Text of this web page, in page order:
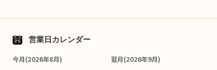
営業日カレンダー
今月(2026年8月) 翌月(2026年9月)